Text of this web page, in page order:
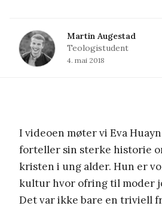
Martin Augestad
Teologistudent
4. mai 2018
I videoen møter vi Eva
forteller sin sterke historie
kristen i ung alder. Hun er
kultur hvor ofring til moder
Det var ikke bare en triviell